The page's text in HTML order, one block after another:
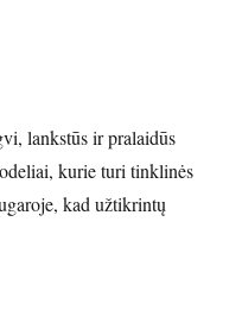
lankstūs ir pralaidūs
kurie turi tinklinės
kad užtikrintų